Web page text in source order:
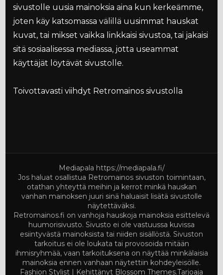
sivustolle uusia mainoksia aina kun kerkeämme,
joten käy katsomassa välillä uusimmat hauskat
kuvat, tai mikset vaikka linkkaisi sivustoa, tai jakaisi
sitä sosiaalisessa mediassa, jotta useammat
käyttäjät löytävät sivustolle.
Toivottavasti viihdyt Retromainos sivustolla
Mediapala https://mediapala.fi/
Jos haluat osallistua Retromainos sivuston toimintaan,
otathan yhteyttä meihin ja kerrot minkä hauskan
vanhan mainoksen juuri sinä haluaisit lisätä sivustolle
näytettäväksi.
Retromainos.fi on vanhoja hauskoja mainoksia esittelevä
huumorisivusto. Sivusto ei ole vastuussa kuvissa
esiintyvästä mainoksista tai niiden sisällöstä. Sivuston
tarkoitus ei ole loukata tai provosoida mitään
ihmisryhmää, vaan tarkoituksena on näyttää minkälaisia
mainoksia ennen vanhaan näytettiin kohdeyleisölle.
Fashion Stylist | Kehittänyt Blossom Themes.Tarjoaja